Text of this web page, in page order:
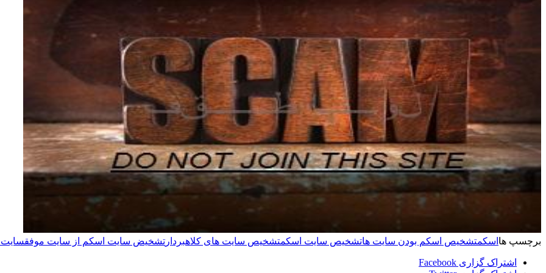
برچسپ ها اسکمتشخیص اسکم بودن سایت هاتشخیص سایت اسکمتشخیص سایت های کلاهبردار تشخیض سایت اسکم از سایت موفق
اشتراک گزاری Facebook